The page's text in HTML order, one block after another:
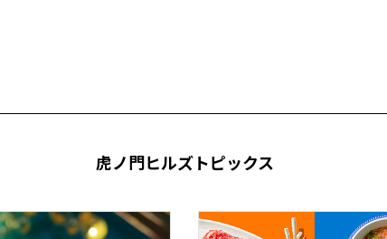
虎ノ門ヒルズトピックス